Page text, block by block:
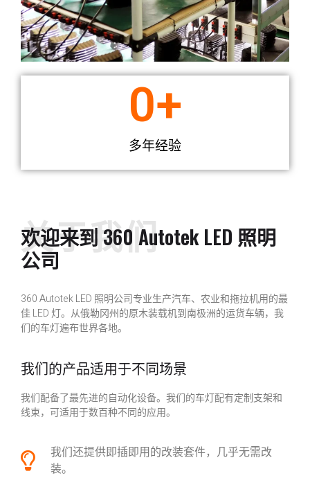
多年经验
0+
欢迎来到 360 Autotek LED 照明
公司
360 Autotek LED 照明公司专业生产汽车、农业和拖拉机用的最
佳 LED 灯。从俄勒冈州的原木装载机到南极洲的运货车辆，我
们的车灯遍布世界各地。
关于我们
我们的产品适用于不同场景
我们配备了最先进的自动化设备。我们的车灯配有定制支架和
线束，可适用于数百种不同的应用。
我们还提供即插即用的改装套件，几乎无需改
装。